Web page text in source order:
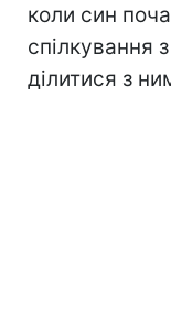
коли син
спілкування
ділитися з